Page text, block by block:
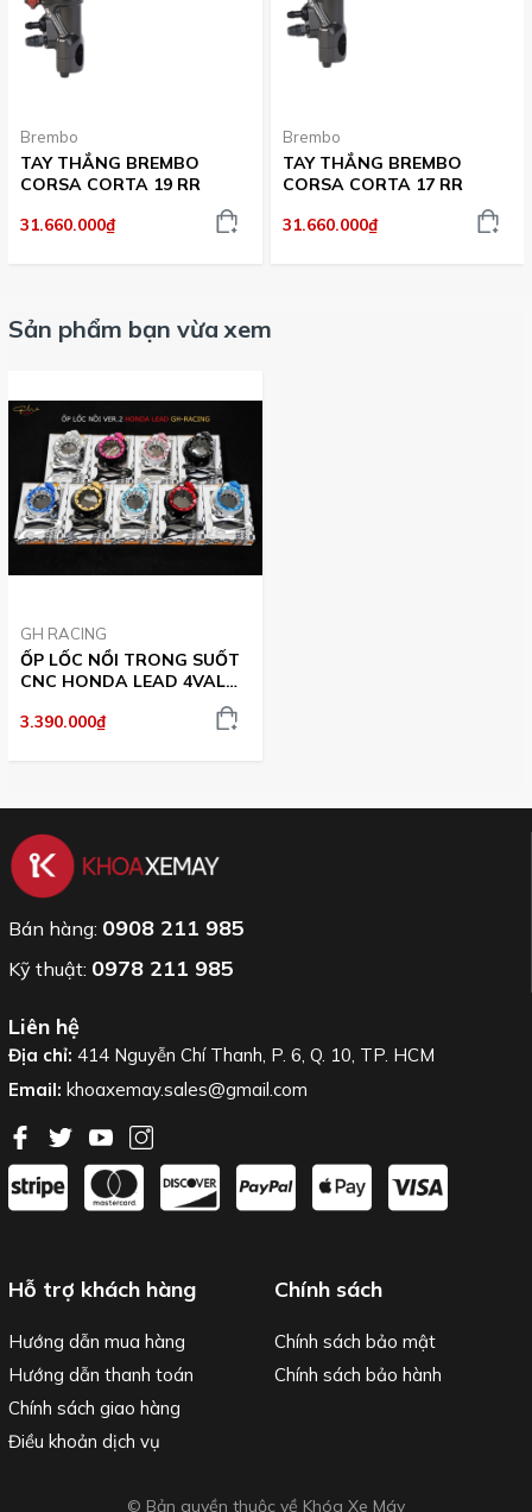
Brembo
TAY THẮNG BREMBO
CORSA CORTA 19 RR
31.660.000₫
Brembo
TAY THẮNG BREMBO
CORSA CORTA 17 RR
31.660.000₫
Sản phẩm bạn vừa xem
GH RACING
ỐP LỐC NỒI TRONG SUỐT
CNC HONDA LEAD 4VAL
3.390.000₫
Bán hàng: 0908 211 985
Kỹ thuật: 0978 211 985
Liên hệ
Địa chỉ: 414 Nguyễn Chí Thanh, P. 6, Q. 10, TP. HCM
Email: khoaxemay.sales@gmail.com
Hỗ trợ khách hàng
Hướng dẫn mua hàng
Hướng dẫn thanh toán
Chính sách giao hàng
Điều khoản dịch vụ
Chính sách
Chính sách bảo mật
Chính sách bảo hành
© Bản quyền thuộc về Khóa Xe Máy